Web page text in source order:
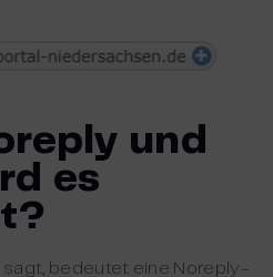
und
es
sagt, bedeutet eine Noreply-